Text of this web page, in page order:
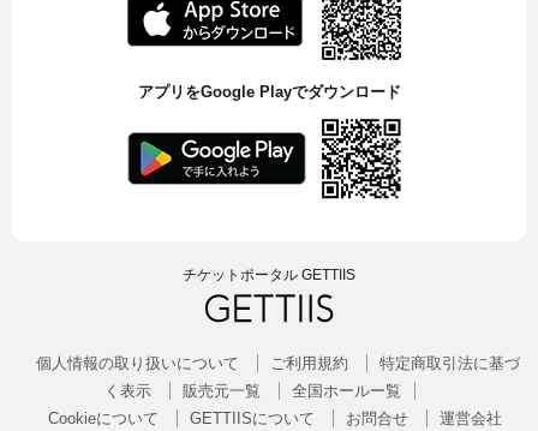
アプリをGoogle Playでダウンロード
チケットポータル GETTIIS
個人情報の取り扱いについて ご利用規約
特定商取引法に基づ
く表示
販売元一覧
全国ホールー覧
Cookieについて
GETTIISについて お問合せ 運営会社